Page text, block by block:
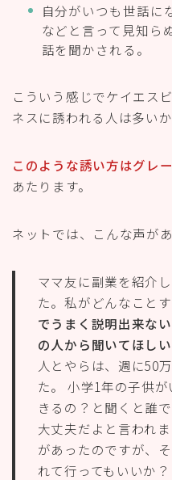
自分がいつも世話に
などと言って見知ら
話を聞かされる。
こういう感じでケイエス
ネスに誘われる人は多いか
このような誘い方はグレ
あたります。
ネットでは、こんな声があ
ママ友に副業を紹介
た。私がどんなこと
でうまく説明出来な
の人から聞いてほしい
人とやらは、週に50
た。 小学1年の子供
きるの？と聞くと誰
大丈夫だよと言われ
があったのですが、
れて行ってもいいか